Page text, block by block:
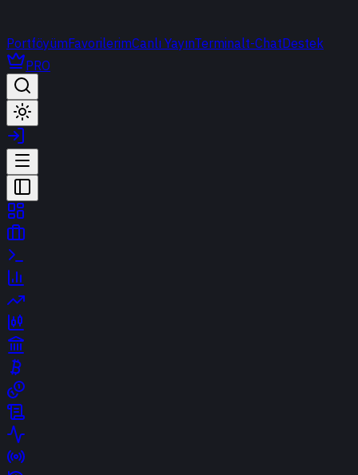
PortföyümFavorilerimCanlı YayınTerminalt-ChatDestek
PRO